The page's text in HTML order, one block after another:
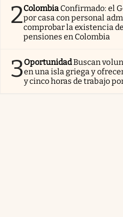
2Colombia Confirmado: el
por casa con personal
comprobar la existencia
pensiones en Colombia
3OportunidadBuscan
en una isla griega y
y cinco horas de trabajo